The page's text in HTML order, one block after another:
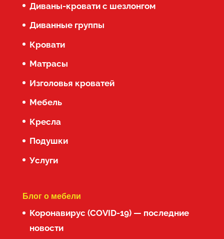
Диваны-кровати с шезлонгом
Диванные группы
Кровати
Матрасы
Изголовья кроватей
Мебель
Кресла
Подушки
Услуги
Блог о мебели
Коронавирус (COVID-19) — последние
новости